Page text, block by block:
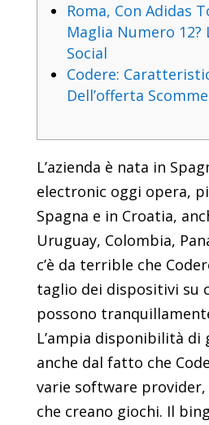
Roma, Con Adidas
Maglia Numero 12?
Social
Codere:
Dell’offerta
L’azienda è nata in
electronic oggi opera,
Spagna e in Croatia,
Uruguay, Colombia,
c’è da terrible che
taglio dei dispositivi su
possono
L’ampia disponibilità di
anche dal fatto che
varie software provider,
che creano giochi. Il